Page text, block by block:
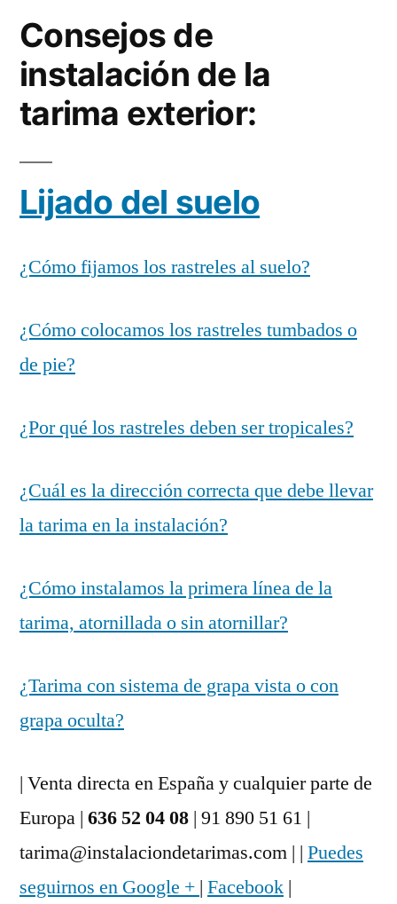
Consejos de
instalación de la
tarima exterior:
Lijado del suelo
¿Cómo fijamos los rastreles al suelo?
¿Cómo colocamos los rastreles tumbados o
de pie?
¿Por qué los rastreles deben ser tropicales?
¿Cuál es la dirección correcta que debe llevar
la tarima en la instalación?
¿Cómo instalamos la primera línea de la
tarima, atornillada o sin atornillar?
¿Tarima con sistema de grapa vista o con
grapa oculta?
| Venta directa en España y cualquier parte de
Europa | 636 52 04 08 | 91 890 51 61 |
tarima@instalaciondetarimas.com | | Puedes
seguirnos en Google + | Facebook |